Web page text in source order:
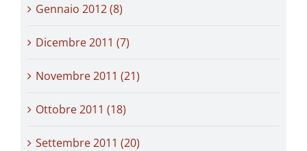
Gennaio 2012 (8)
Dicembre 2011 (7)
Novembre 2011 (21)
Ottobre 2011 (18)
Settembre 2011 (20)